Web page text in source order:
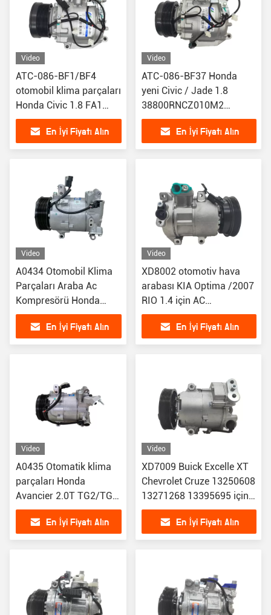
Video
ATC-086-BF1/BF4
otomobil klima parçaları
Honda Civic 1.8 FA1
38800RNCZ010M2
38810RNA004 için CAR
AC kompresör
En İyi Fiyatı Alın
Video
ATC-086-BF37 Honda
yeni Civic / Jade 1.8
38800RNCZ010M2
38810RNA004
38810RNAA02
38810RSAE01 için
En İyi Fiyatı Alın
Video
A0434 Otomobil Klima
Parçaları Araba Ac
Kompresörü Honda
Civic 2.0T CRV FIT
2016-2019 için
388105BAAO3
En İyi Fiyatı Alın
Video
XD8002 otomotiv hava
arabası KIA Optima /2007
RIO 1.4 için AC
kompresörü G4EE 97701-
0E125 97701-2F130
En İyi Fiyatı Alın
Video
A0435 Otomatik klima
parçaları Honda
Avancier 2.0T TG2/TG3
38810RX0A01
38810RZYA01
38810RWCA03 için
En İyi Fiyatı Alın
Video
XD7009 Buick Excelle XT
Chevrolet Cruze 13250608
13271268 13395695 için
klima parçaları araba ac
kompresörüEn İyi Fiyatı Alın